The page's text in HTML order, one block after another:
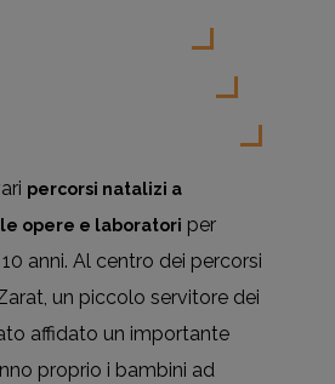
percorsi natalizi a
opere e laboratori per
anni. Al centro dei percorsi
un piccolo servitore dei
affidato un importante
proprio i bambini ad